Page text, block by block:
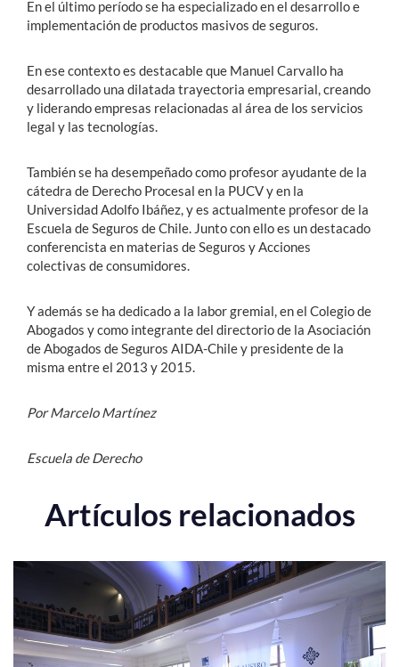
En el último período se ha especializado en el desarrollo e
implementación de productos masivos de seguros.
En ese contexto es destacable que Manuel Carvallo ha
desarrollado una dilatada trayectoria empresarial, creando
y liderando empresas relacionadas al área de los servicios
legal y las tecnologías.
También se ha desempeñado como profesor ayudante de la
cátedra de Derecho Procesal en la PUCV y en la
Universidad Adolfo Ibáñez, y es actualmente profesor de la
Escuela de Seguros de Chile. Junto con ello es un destacado
conferencista en materias de Seguros y Acciones
colectivas de consumidores.
Y además se ha dedicado a la labor gremial, en el Colegio de
Abogados y como integrante del directorio de la Asociación
de Abogados de Seguros AIDA-Chile y presidente de la
misma entre el 2013 y 2015.
Por Marcelo Martínez
Escuela de Derecho
Artículos relacionados